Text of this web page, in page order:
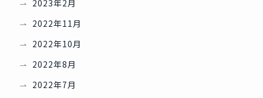
2023年2月
2022年11月
2022年10月
2022年8月
2022年7月